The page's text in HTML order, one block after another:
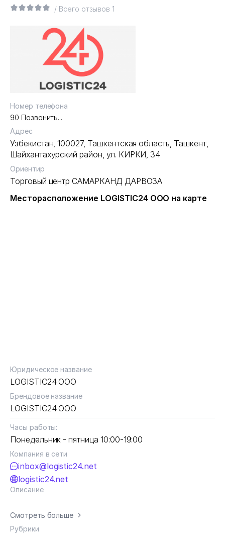
/ Всего отзывов 1
Описание
Смотреть больше
Рубрики
Номер телефона
90 Позвонить...
Адрес
Узбекистан, 100027, Ташкентская область Ташкент,
Шайхантахурский район ул. КИРКИ , 34
Ориентир
Торговый центр САМАРКАНД ДАРВОЗА
Месторасположение LOGISTIC24 ООО на карте
Юридическое название
LOGISTIC24 ООО
Брендовое название
LOGISTIC24 ООО
Часы работы:
Понедельник - пятница 10:00-19:00
Компания в сети
inbox@logistic24.net
logistic24.net